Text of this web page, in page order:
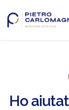
Ho